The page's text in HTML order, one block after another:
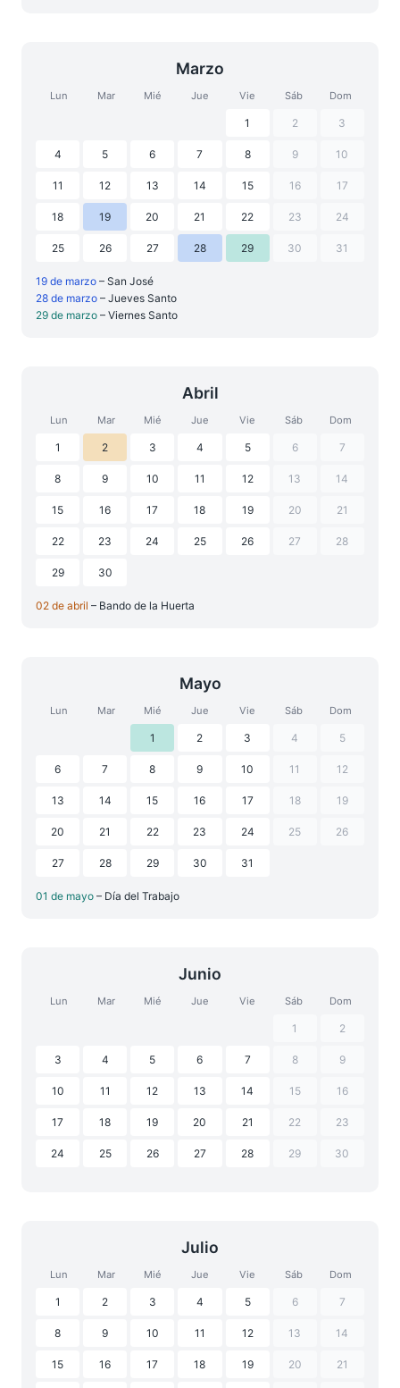
Marzo
Lun Mar Mié Jue Vie Sáb Dom
1 2 3
4 5 6 7 8 9 10
11 12 13 14 15 16 17
18 19 20 21 22 23 24
25 26 27 28 29 30 31
19 de marzo – San José
28 de marzo – Jueves Santo
29 de marzo – Viernes Santo
Abril
Lun Mar Mié Jue Vie Sáb Dom
1 2 3 4 5 6 7
8 9 10 11 12 13 14
15 16 17 18 19 20 21
22 23 24 25 26 27 28
29 30
02 de abril – Bando de la Huerta
Mayo
Lun Mar Mié Jue Vie Sáb Dom
1 2 3 4 5
6 7 8 9 10 11 12
13 14 15 16 17 18 19
20 21 22 23 24 25 26
27 28 29 30 31
01 de mayo – Día del Trabajo
Junio
Lun Mar Mié Jue Vie Sáb Dom
1 2
3 4 5 6 7 8 9
10 11 12 13 14 15 16
17 18 19 20 21 22 23
24 25 26 27 28 29 30
Julio
Lun Mar Mié Jue Vie Sáb Dom
1 2 3 4 5 6 7
8 9 10 11 12 13 14
15 16 17 18 19 20 21